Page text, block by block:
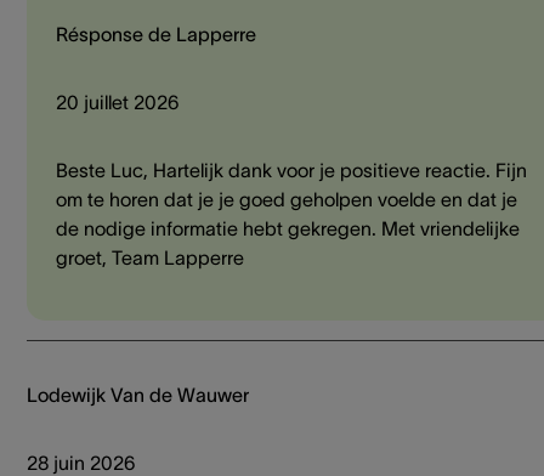
Résponse de Lapperre
20 juillet 2026
Beste Luc, Hartelijk dank voor je positieve reactie. Fijn
om te horen dat je je goed geholpen voelde en dat je
de nodige informatie hebt gekregen. Met vriendelijke
groet, Team Lapperre
Lodewijk Van de Wauwer
28 juin 2026